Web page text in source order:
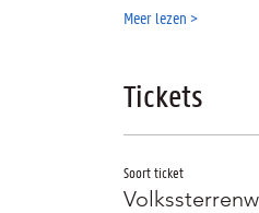
Meer lezen >
Tickets
Soort ticket